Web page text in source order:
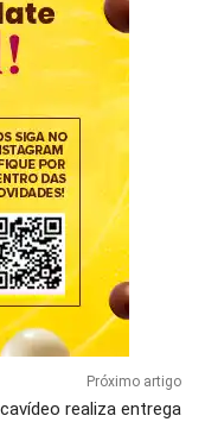
Próximo artigo
realiza entrega